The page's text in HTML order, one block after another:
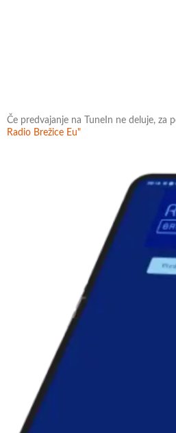
Če predvajanje na TuneIn ne deluje, za
Radio Brežice Eu"